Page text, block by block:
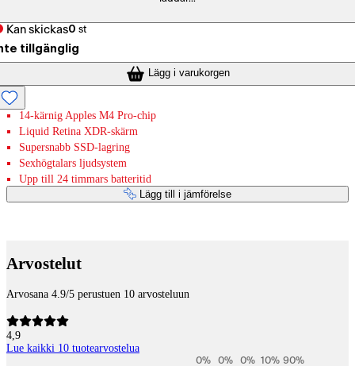
Kan skickas0 st
tillgänglig
Lägg i varukorgen
14-kärnig Apples M4 Pro-chip
Liquid Retina XDR-skärm
Supersnabb SSD-lagring
Sexhögtalars ljudsystem
Upp till 24 timmars batteritid
Lägg till i jämförelse
Arvostelut
Arvosana 4.9/5 perustuen 10 arvosteluun
4,9
Lue kaikki 10 tuotearvostelua
0% 0% 0% 10% 90%